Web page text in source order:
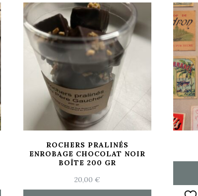
ROCHERS PRALINÉS
ENROBAGE CHOCOLAT NOIR
BOÎTE 200 GR
20,00 €